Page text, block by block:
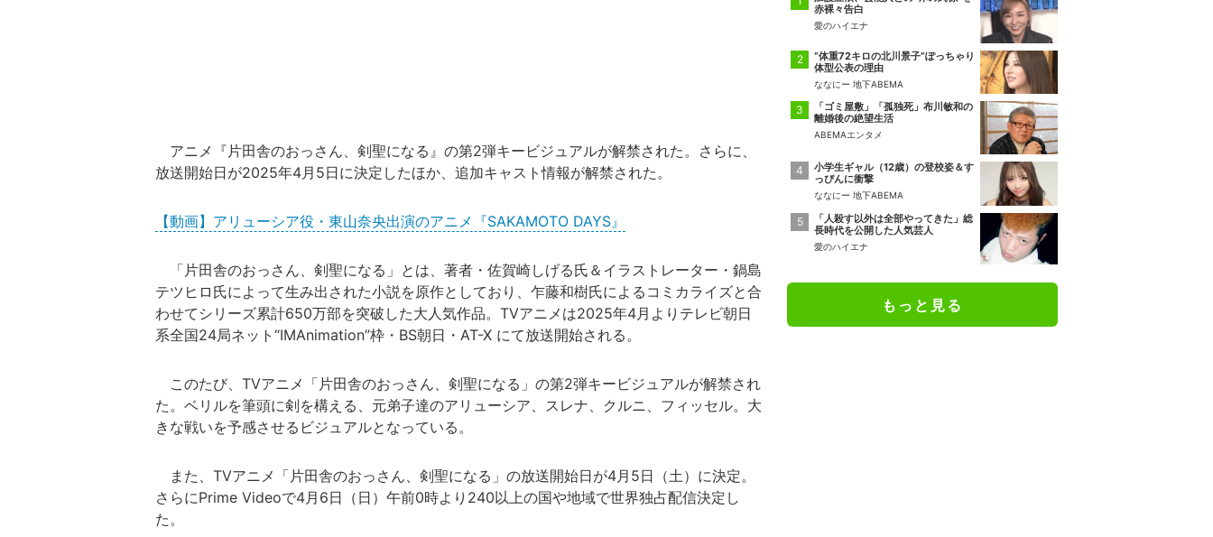
アニメ『 片田舎のおっさん、剣聖になる』の第2弾キービジュアルが解禁された。さらに、
放送開始日が2025年4月5日に決定したほか、 追加キャスト情報が解禁された。
【動画】アリューシア役・東山奈央出演のアニメ『SAKAMOTO DAYS』
「片田舎のおっさん、剣聖になる」とは、著者・佐賀崎しげる氏＆イラストレーター・鍋島
テツヒロ氏によって生み出された小説を原作としており、乍藤和樹氏によるコミカライズと合
わせてシリーズ累計650万部を突破した大人気作品。TVアニメは2025年4月よりテレビ朝日
系全国24局ネット“IMAnimation”枠・BS朝日・AT-X にて放送開始される。
このたび、TVアニメ「片田舎のおっさん、剣聖になる」の第2弾キービジュアルが解禁され
た。ベリルを筆頭に剣を構える、元弟子達のアリューシア、スレナ、クルニ、フィッセル。大
きな戦いを予感させるビジュアルとなっている。
また、TVアニメ「片田舎のおっさん、剣聖になる」の放送開始日が4月5日（土）に決定。
さらにPrime Videoで4月6日（日）午前0時より240以上の国や地域で世界独占配信決定し
た。
赤裸々告白
愛のハイエナ
“体重72キロの北川景子”ぽっちゃり
体型公表の理由
ななにー 地下ABEMA
「ゴミ屋敷」「孤独死」布川敏和の
離婚後の絶望生活
ABEMAエンタメ
小学生ギャル（12歳）の登校姿＆す
っぴんに衝撃
ななにー 地下ABEMA
「人殺す以外は全部やってきた」総
長時代を公開した人気芸人
愛のハイエナ
もっと見る